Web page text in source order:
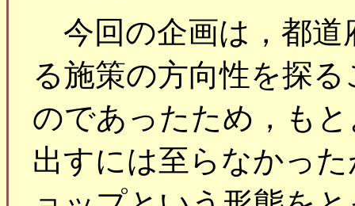
今回の企画は，都道
る施策の方向性を探
のであったため，も
出すには至らなかっ